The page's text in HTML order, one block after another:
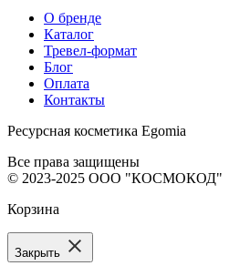
О бренде
Каталог
Тревел-формат
Блог
Оплата
Контакты
Ресурсная косметика Egomia
Все права защищены
© 2023-2025 ООО "КОСМОКОД"
Корзина
Закрыть